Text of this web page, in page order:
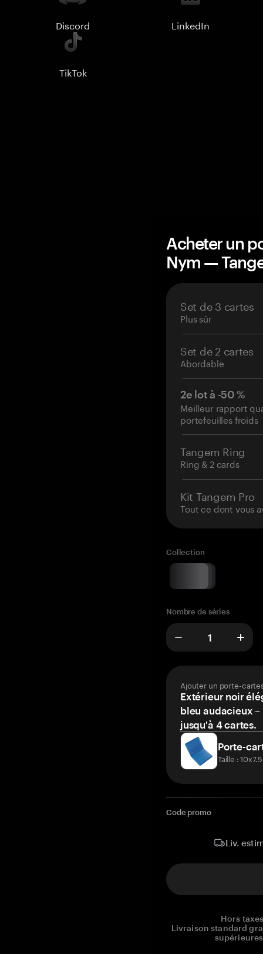
Discord LinkedIn
TikTok
Acheter un
Nym —
Set de 3 cartes
Plus sûr
Set de 2 cartes
Abordable
2e lot à -50 %
Meilleur rapport
portefeuilles froids
Tangem Ring
Ring & 2 cards
Kit Tangem Pro
Tout ce dont vous
Collection
Nombre de séries
Ajouter un porte-
Extérieur noir
bleu audacieux
jusqu'à 4 cartes.
Porte-
Taille :
Code promo
Liv.
Hors
Livraison standard